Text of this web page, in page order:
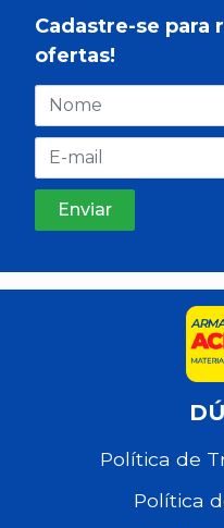
Cadastre-se para
ofertas!
Política de
Política